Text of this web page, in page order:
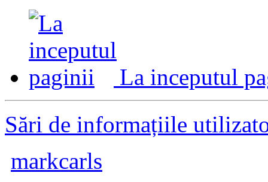
La inceputul
Sări de informațiile
markcarls